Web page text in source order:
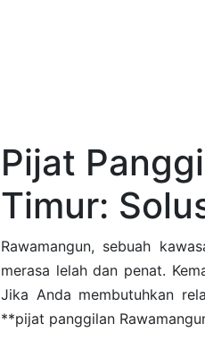
Pijat
Timur:
Rawamangun, sebuah
merasa lelah dan penat.
Jika Anda membutuhkan
**pijat panggilan